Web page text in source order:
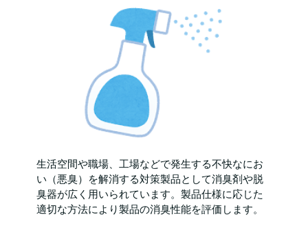
生活空間や職場、工場などで発生する不快なにお
い（悪臭）を解消する対策製品として消臭剤や脱
臭器が広く用いられています。製品仕様に応じた
適切な方法により製品の消臭性能を評価します。